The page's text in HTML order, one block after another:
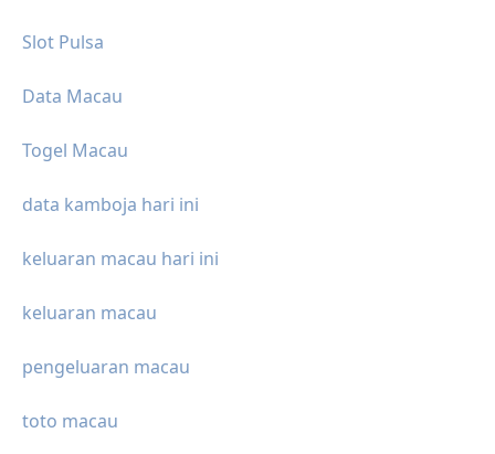
Slot Pulsa
Data Macau
Togel Macau
data kamboja hari ini
keluaran macau hari ini
keluaran macau
pengeluaran macau
toto macau